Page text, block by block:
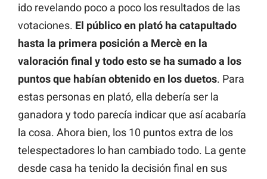
ido revelando poco a poco los resultados de las
votaciones. El público en plató ha catapultado
hasta la primera posición a Mercè en la
valoración final y todo esto se ha sumado a los
puntos que habían obtenido en los duetos. Para
estas personas en plató, ella debería ser la
ganadora y todo parecía indicar que así acabaría
la cosa. Ahora bien, los 10 puntos extra de los
telespectadores lo han cambiado todo. La gente
desde casa ha tenido la decisión final en sus